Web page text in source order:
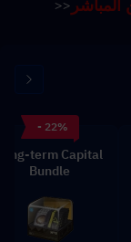
<<
- 22%
term Capital
Bundle